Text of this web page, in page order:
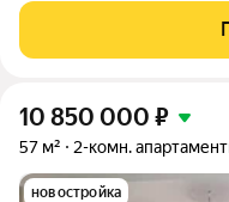
«Лахта Парк»,
езды от центра
10 850 000 ₽
57 м² 2-комн.
новостройка